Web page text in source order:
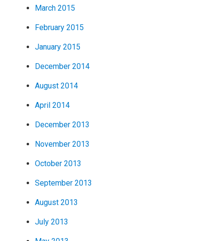
March 2015
February 2015
January 2015
December 2014
August 2014
April 2014
December 2013
November 2013
October 2013
September 2013
August 2013
July 2013